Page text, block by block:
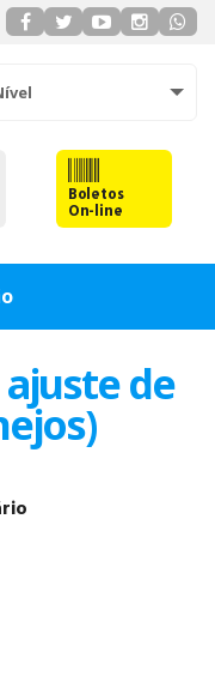
Boletos
On-line
ajuste de